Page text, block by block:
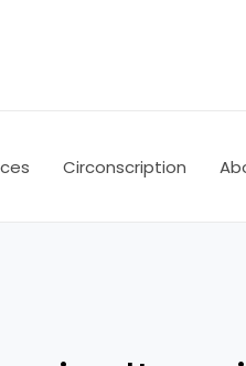
Circonscription